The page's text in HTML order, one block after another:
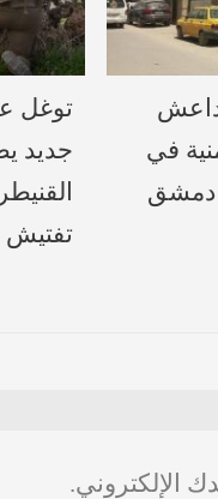
في
دمشق
توغل
جديد
تفتيش
الإلكتروني.